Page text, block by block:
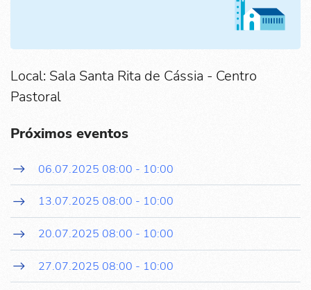
Local: Sala Santa Rita de Cássia - Centro
Pastoral
Próximos eventos
06.07.2025 08:00 - 10:00
13.07.2025 08:00 - 10:00
20.07.2025 08:00 - 10:00
27.07.2025 08:00 - 10:00